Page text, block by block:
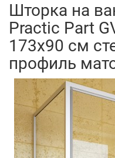
Шторка на
Practic Part
173x90 см
профиль